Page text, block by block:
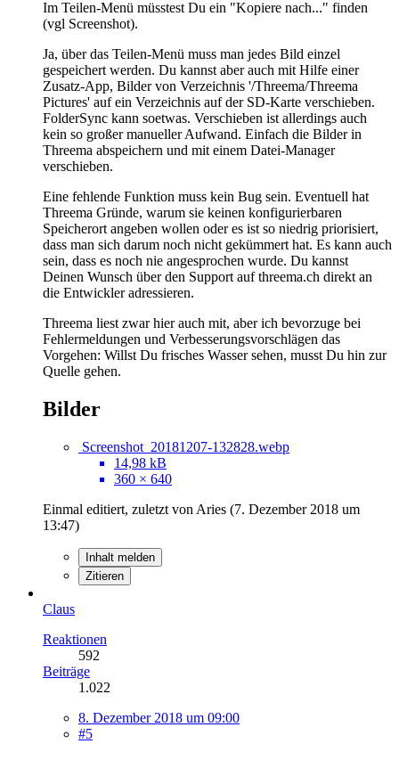
Im Teilen-Menü müsstest Du ein "Kopiere nach..." finden
(vgl Screenshot).
Ja, über das Teilen-Menü muss man jedes Bild einzel
gespeichert werden. Du kannst aber auch mit Hilfe einer
Zusatz-App, Bilder von Verzeichnis '/Threema/Threema
Pictures' auf ein Verzeichnis auf der SD-Karte verschieben.
FolderSync kann soetwas. Verschieben ist allerdings auch
kein so großer manueller Aufwand. Einfach die Bilder in
Threema abspeichern und mit einem Datei-Manager
verschieben.
Eine fehlende Funktion muss kein Bug sein. Eventuell hat
Threema Gründe, warum sie keinen konfigurierbaren
Speicherort angeben wollen oder es ist so niedrig priorisiert,
dass man sich darum noch nicht gekümmert hat. Es kann auch
sein, dass es noch nie angesprochen wurde. Du kannst
Deinen Wunsch über den Support auf threema.ch direkt an
die Entwickler adressieren.
Threema liest zwar hier auch mit, aber ich bevorzuge bei
Fehlermeldungen und Verbesserungsvorschlägen das
Vorgehen: Willst Du frisches Wasser sehen, musst Du hin zur
Quelle gehen.
Bilder
Screenshot_20181207-132828.webp
14,98 kB
360 × 640
Einmal editiert, zuletzt von Aries (7. Dezember 2018 um
13:47)
Inhalt melden
Zitieren
Claus
Reaktionen
592
Beiträge
1.022
8. Dezember 2018 um 09:00
#5